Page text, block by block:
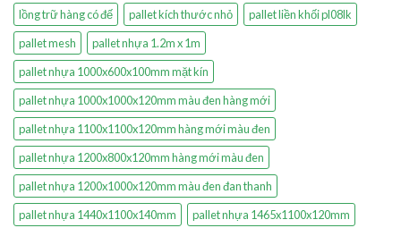
lồng trữ hàng có đế
pallet kích thước nhỏ
pallet liền khối pl08lk
pallet mesh
pallet nhựa 1.2m x 1m
pallet nhựa 1000x600x100mm mặt kín
pallet nhựa 1000x1000x120mm màu đen hàng mới
pallet nhựa 1100x1100x120mm hàng mới màu đen
pallet nhựa 1200x800x120mm hàng mới màu đen
pallet nhựa 1200x1000x120mm màu đen đan thanh
pallet nhựa 1440x1100x140mm
pallet nhựa 1465x1100x120mm